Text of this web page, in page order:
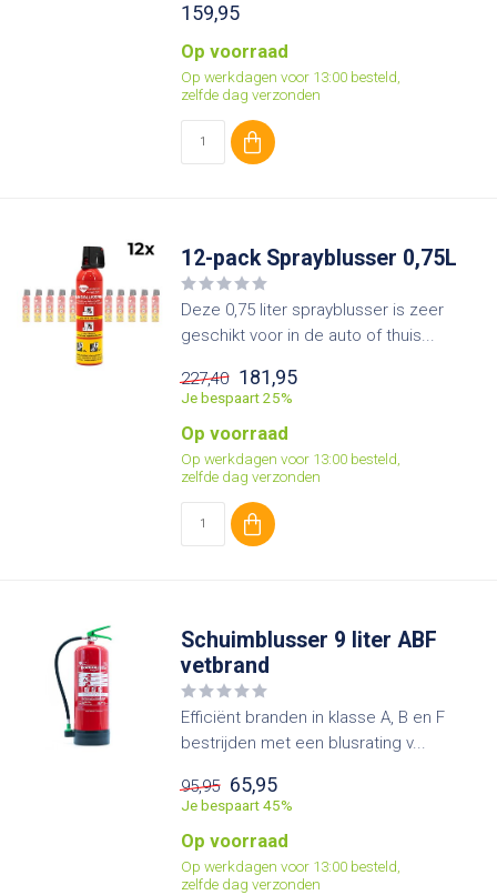
159,95
Op voorraad
Op werkdagen voor 13:00 besteld,
zelfde dag verzonden
12-pack Sprayblusser 0,75L
Deze 0,75 liter sprayblusser is zeer
geschikt voor in de auto of thuis...
227,40 181,95
Je bespaart 25%
Op voorraad
Op werkdagen voor 13:00 besteld,
zelfde dag verzonden
Schuimblusser 9 liter ABF
vetbrand
Efficiënt branden in klasse A, B en F
bestrijden met een blusrating v...
95,95 65,95
Je bespaart 45%
Op voorraad
Op werkdagen voor 13:00 besteld,
zelfde dag verzonden